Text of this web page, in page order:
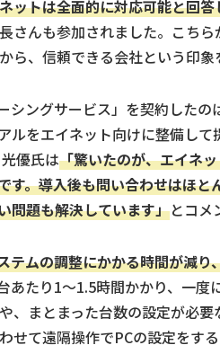
ットは全面的に対応可能と回
さんも参加されました。こち
、信頼できる会社という印象
ングサービス」を契約した
をエイネット向けに整備し
優氏は「驚いたのが、エイネ
。導入後も問い合わせはほ
問題も解決しています」とコメ
ムの調整にかかる時間が減
あたり1〜1.5時間かかり、一
、まとまった台数の設定が必
せて遠隔操作でPCの設定をす